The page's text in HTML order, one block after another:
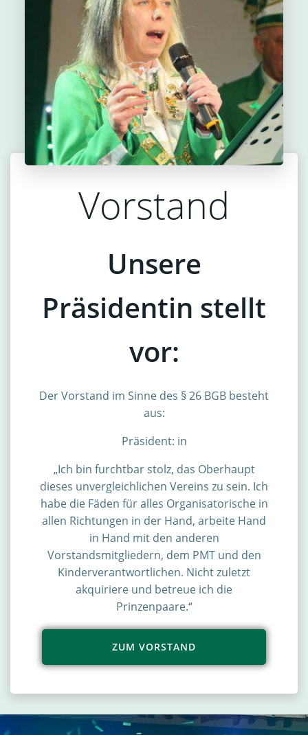
Vorstand
Unsere
Präsidentin stellt
vor:
Der Vorstand im Sinne des § 26 BGB besteht
aus:
Präsident: in
„Ich bin furchtbar stolz, das Oberhaupt
dieses unvergleichlichen Vereins zu sein. Ich
habe die Fäden für alles Organisatorische in
allen Richtungen in der Hand, arbeite Hand
in Hand mit den anderen
Vorstandsmitgliedern, dem PMT und den
Kinderverantwortlichen. Nicht zuletzt
akquiriere und betreue ich die
Prinzenpaare.“
ZUM VORSTAND